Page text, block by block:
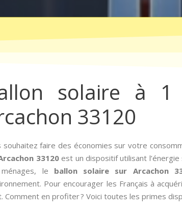
solaire à
33120
souhaitez faire des économies sur votre
33120est un dispositif utilisant l’énergie
le ballon solaire sur Arcachon
Pour encourager les Français à
Comment en profiter ? Voici toutes les primes